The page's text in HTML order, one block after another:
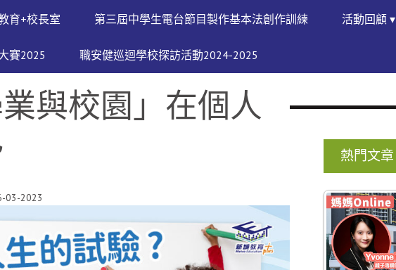
育+校長室 第三屆中學生電台節目製作基本法創作訓練 活動回顧 ▾
賽2025 職安健巡迴學校探訪活動2024-2025
與校園」在個人
03-2023
熱門文章